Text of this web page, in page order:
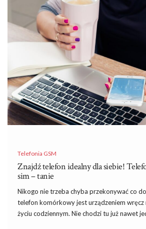
Telefonia GSM
Znajdź telefon idealny dla siebie!
sim – tanie
Nikogo nie trzeba chyba przekonywać co
telefon komórkowy jest urządzeniem
życiu codziennym. Nie chodzi tu już nawet